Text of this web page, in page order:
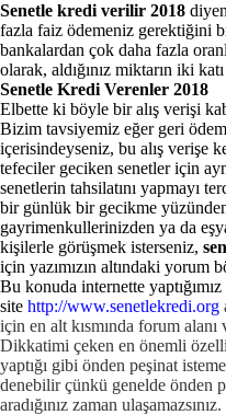
Senetle kredi verilir 2018
fazla faiz ödemeniz gerektiğini
bankalardan çok daha fazla
olarak, aldığınız miktarın iki
Senetle Kredi Verenler 2018
Elbette ki böyle bir alış verişi
Bizim tavsiyemiz eğer geri
içerisindeyseniz, bu alış verişe
tefeciler geciken senetler için
senetlerin tahsilatını yapmayı
bir günlük bir gecikme
gayrimenkullerinizden ya da
kişilerle görüşmek isterseniz,
için yazımızın altındaki yorum
Bu konuda internette
site http://www.senetlekredi.org
için en alt kısmında forum
Dikkatimi çeken en önemli
yaptığı gibi önden peşinat
denebilir çünkü genelde önden
aradığınız zaman ulaşamazsınız.